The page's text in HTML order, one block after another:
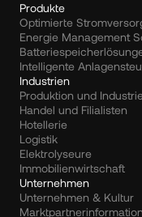
Produkte
Optimierte
Energie Management
Intelligente
Industrien
Produktion und Industrie
Handel und Filialisten
Hotellerie
Logistik
Elektrolyseure
Immobilienwirtschaft
Unternehmen
Unternehmen & Kultur